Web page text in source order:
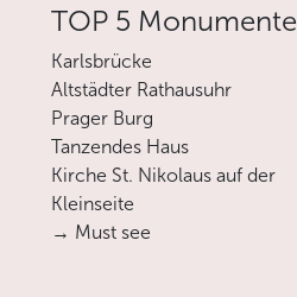
TOP 5 Monumente
Karlsbrücke
Altstädter Rathausuhr
Prager Burg
Tanzendes Haus
Kirche St. Nikolaus auf der
Kleinseite
→ Must see